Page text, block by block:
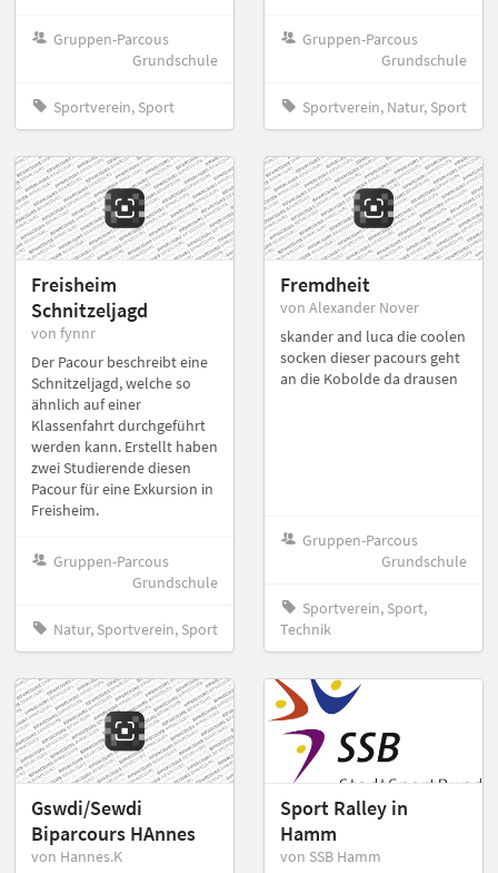
Gruppen-Parcous
Grundschule
Sportverein, Sport
Gruppen-Parcous
Grundschule
Sportverein, Natur, Sport
Freisheim
Schnitzeljagd
von fynnr
Der Pacour beschreibt eine
Schnitzeljagd, welche so
ähnlich auf einer
Klassenfahrt durchgeführt
werden kann. Erstellt haben
zwei Studierende diesen
Pacour für eine Exkursion in
Freisheim.
Gruppen-Parcous
Grundschule
Natur, Sportverein, Sport
Fremdheit
von Alexander Nover
skander and luca die coolen
socken dieser pacours geht
an die Kobolde da drausen
Gruppen-Parcous
Grundschule
Sportverein, Sport,
Technik
Gswdi/Sewdi
Biparcours HAnnes
von Hannes.K
Sport Ralley in
Hamm
von SSB Hamm